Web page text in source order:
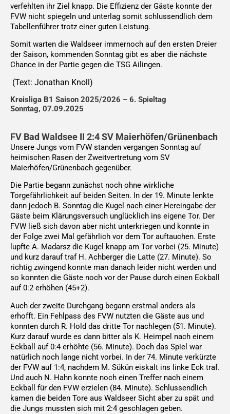
verfehlten ihr Ziel knapp. Die Effizienz der Gäste konnte der
FVW nicht spiegeln und unterlag somit schlussendlich dem
Tabellenführer trotz einer guten Leistung.
Somit warten die Waldseer immernoch auf den ersten Dreier
der Saison, kommenden Sonntag gibt es aber die nächste
Chance in der Partie gegen die TSG Ailingen.
(Text: Jonathan Knoll)
Kreisliga B1 Saison 2025/2026 – 6. Spieltag
Sonntag, 07.09.2025
FV Bad Waldsee II 2:4 SV Maierhöfen/Grünenbach
Unsere Jungs vom FVW standen vergangen Sonntag auf
heimischen Rasen der Zweitvertretung vom SV
Maierhöfen/Grünenbach gegenüber.
Die Partie begann zunächst noch ohne wirkliche
Torgefährlichkeit auf beiden Seiten. In der 19. Minute lenkte
dann jedoch B. Sonntag die Kugel nach einer Hereingabe der
Gäste beim Klärungsversuch unglücklich ins eigene Tor. Der
FVW ließ sich davon aber nicht unterkriegen und konnte in
der Folge zwei Mal gefährlich vor dem Tor auftauchen. Erste
lupfte A. Madarsz die Kugel knapp am Tor vorbei (25. Minute)
und kurz darauf traf H. Achberger die Latte (27. Minute). So
richtig zwingend konnte man danach leider nicht werden und
so konnten die Gäste noch vor der Pause durch einen Eckball
auf 0:2 erhöhen (45+2).
Auch der zweite Durchgang begann erstmal anders als
erhofft. Ein Fehlpass des FVW nutzten die Gäste aus und
konnten durch R. Hold das dritte Tor nachlegen (51. Minute).
Kurz darauf wurde es dann bitter als K. Heimpel nach einem
Eckball auf 0:4 erhöhte (56. Minute). Doch das Spiel war
natürlich noch lange nicht vorbei. In der 74. Minute verkürzte
der FVW auf 1:4, nachdem M. Sükün eiskalt ins linke Eck traf.
Und auch N. Hahn konnte noch einen Treffer nach einem
Eckball für den FVW erzielen (84. Minute). Schlussendlich
kamen die beiden Tore aus Waldseer Sicht aber zu spät und
die Jungs mussten sich mit 2:4 geschlagen geben.